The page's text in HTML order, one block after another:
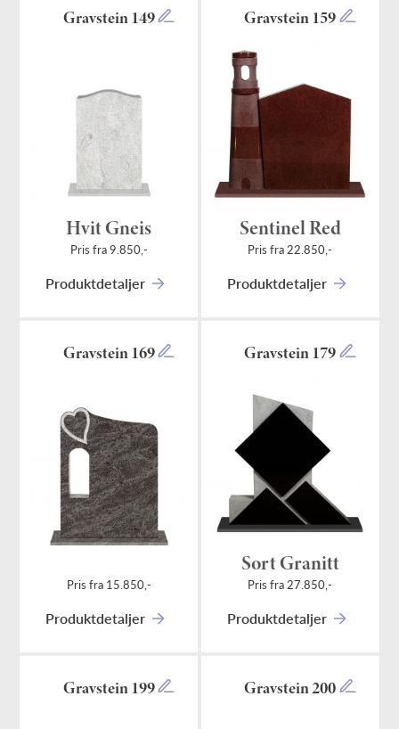
Gravstein 149
Hvit Gneis
Pris fra 9.850,-
Produktdetaljer
Gravstein 159
Sentinel Red
Pris fra 22.850,-
Produktdetaljer
Gravstein 169
Pris fra 15.850,-
Produktdetaljer
Gravstein 179
Sort Granitt
Pris fra 27.850,-
Produktdetaljer
Gravstein 199 Gravstein 200